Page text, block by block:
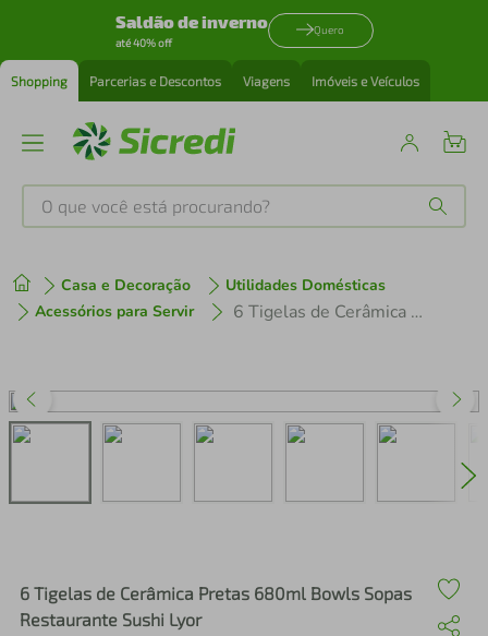
Saldão de inverno
até 40% off
Quero
Shopping Parcerias e Descontos Viagens Imóveis e Veículos
O que você está procurando?
Casa e Decoração
Utilidades Domésticas
Acessórios para Servir
6 Tigelas de Cerâmica Pretas 680ml Bowls Sopas Restaurante Sushi Lyor
6 Tigelas de Cerâmica Pretas 680ml Bowls Sopas
Restaurante Sushi Lyor
1º tenis
3º perfume